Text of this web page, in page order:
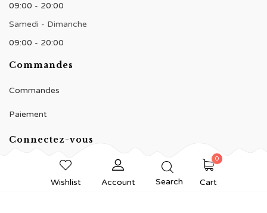
Wishlist Account Search
0
Cart
09:00 - 20:00
Samedi - Dimanche
09:00 - 20:00
Commandes
Commandes
Paiement
Connectez-vous